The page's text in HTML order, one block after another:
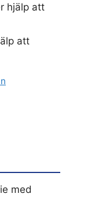
hjälp att
att
med